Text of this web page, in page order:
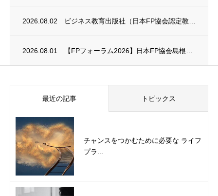
2026.08.02 ビジネス教育出版社（日本FP協会認定教育機関）継続セミナー終了のお知らせ
2026.08.01 【FPフォーラム2026】日本FP協会島根支部のお知らせ
最近の記事 トピックス
チャンスをつかむために必要な ライフ
プラ...